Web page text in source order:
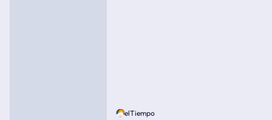
elTiempo